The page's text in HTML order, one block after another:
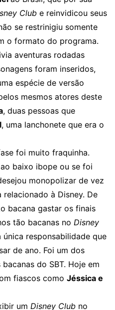
Club e reinvidicou seus
se restrinigiu somente
o formato do programa.
aventuras rodadas
foram inseridos,
espécie de versão
mesmos atores deste
, duas pessoas que
, uma lanchonete que era o
foi muito fraquinha.
baixo ibope ou se foi
monopolizar de vez
à Disney. De
bacana gastar os finais
tão bacanas no Disney
única responsabilidade que
de ano. Foi um dos
do SBT. Hoje em
fiascos como Jéssica e
um Disney Club no